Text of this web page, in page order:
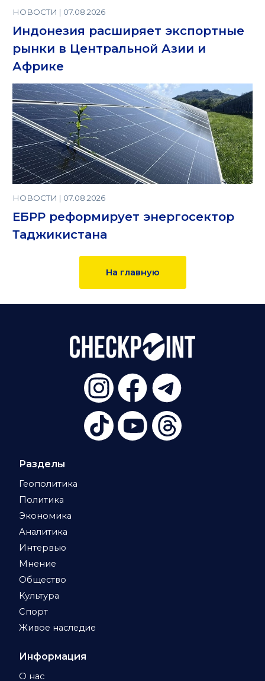
НОВОСТИ | 07.08.2026
Индонезия расширяет экспортные
рынки в Центральной Азии и
Африке
НОВОСТИ | 07.08.2026
ЕБРР реформирует энергосектор
Таджикистана
На главную
Разделы
Геополитика
Политика
Экономика
Аналитика
Интервью
Мнение
Общество
Культура
Спорт
Живое наследие
Информация
О нас